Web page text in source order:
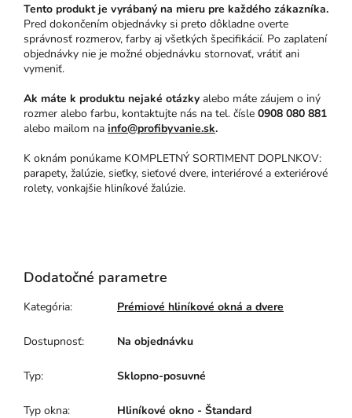
Tento produkt je vyrábaný na mieru pre každého zákazníka.
Pred dokončením objednávky si preto dôkladne overte
správnosť rozmerov, farby aj všetkých špecifikácií. Po zaplatení
objednávky nie je možné objednávku stornovať, vrátiť ani
vymeniť.
Ak máte k produktu nejaké otázky alebo máte záujem o iný
rozmer alebo farbu, kontaktujte nás na tel. čísle 0908 080 881
alebo mailom na info@profibyvanie.sk.
K oknám ponúkame KOMPLETNÝ SORTIMENT DOPLNKOV:
parapety, žalúzie, sieťky, sieťové dvere, interiérové a exteriérové
rolety, vonkajšie hliníkové žalúzie.
Dodatočné parametre
Kategória: Prémiové hliníkové okná a dvere
Dostupnosť: Na objednávku
Typ: Sklopno-posuvné
Typ okna: Hliníkové okno - Štandard